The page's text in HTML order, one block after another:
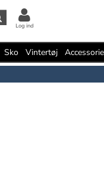
Log ind
Sko Vintertøj